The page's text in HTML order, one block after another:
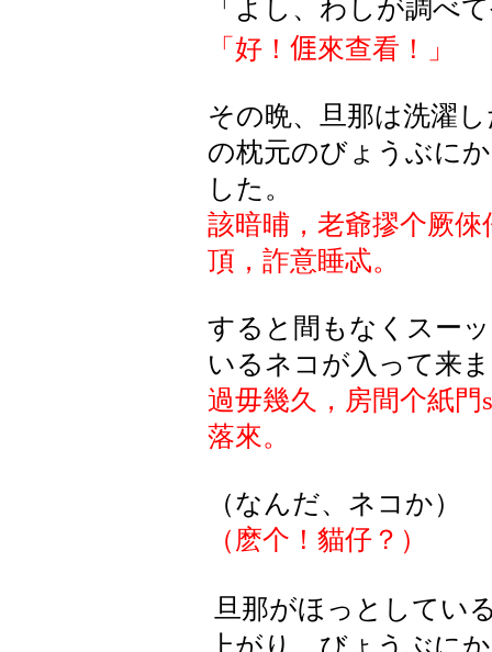
「よし、わしが調べ
「好！ 𠊎來查看！ 」
その晩、旦那は洗濯
の枕元のびょうぶに
した。
該暗晡，老爺摎个厥
頂，詐意睡忒。
すると間もなくスー
いるネコが入って来
過毋幾久，房間个紙門
落來。
（なんだ、 ネコか）
（麽个！貓仔？）
旦那がほっとしてい
上がり 、 びょうぶに